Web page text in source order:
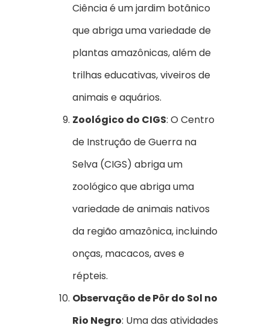
Ciência é um jardim botânico
que abriga uma variedade de
plantas amazônicas, além de
trilhas educativas, viveiros de
animais e aquários.
Zoológico do CIGS: O Centro
de Instrução de Guerra na
Selva (CIGS) abriga um
zoológico que abriga uma
variedade de animais nativos
da região amazônica, incluindo
onças, macacos, aves e
répteis.
Observação de Pôr do Sol no
Rio Negro: Uma das atividades